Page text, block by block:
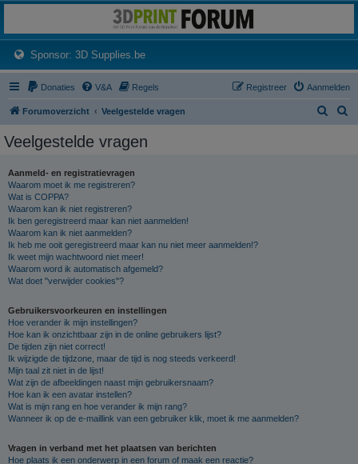
Het 3D print forum van de Benelux na de sluiting van 3dprintforum.nl
Sponsor: 3D Supplies.be(Opens a new tab)
Donaties V&A Regels Aanmelden
Registreer
Forumoverzicht Veelgestelde vragen
Veelgestelde vragen
Aanmeld- en registratievragen
Waarom moet ik me registreren?
Wat is COPPA?
Waarom kan ik niet registreren?
Ik ben geregistreerd maar kan niet aanmelden!
Waarom kan ik niet aanmelden?
Ik heb me ooit geregistreerd maar kan nu niet meer aanmelden!?
Ik weet mijn wachtwoord niet meer!
Waarom word ik automatisch afgemeld?
Wat doet "verwijder cookies"?
Gebruikersvoorkeuren en instellingen
Hoe verander ik mijn instellingen?
Hoe kan ik onzichtbaar zijn in de online gebruikers lijst?
De tijden zijn niet correct!
Ik wijzigde de tijdzone, maar de tijd is nog steeds verkeerd!
Mijn taal zit niet in de lijst!
Wat zijn de afbeeldingen naast mijn gebruikersnaam?
Hoe kan ik een avatar instellen?
Wat is mijn rang en hoe verander ik mijn rang?
Wanneer ik op de e-maillink van een gebruiker klik, moet ik me aanmelden?
Vragen in verband met het plaatsen van berichten
Hoe plaats ik een onderwerp in een forum of maak een reactie?